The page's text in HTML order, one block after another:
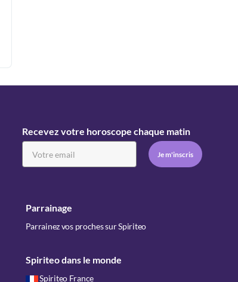
Recevez votre horoscope chaque matin
Parrainage
Parrainez vos proches sur Spiriteo
Spiriteo dans le monde
Spiriteo France